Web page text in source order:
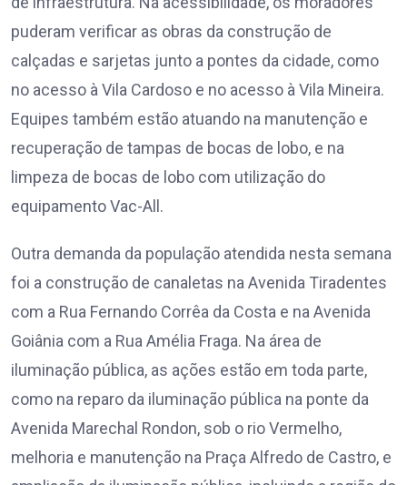
puderam verificar as obras da construção de
calçadas e sarjetas junto a pontes da cidade, como
no acesso à Vila Cardoso e no acesso à Vila Mineira.
Equipes também estão atuando na manutenção e
recuperação de tampas de bocas de lobo, e na
limpeza de bocas de lobo com utilização do
equipamento Vac-All.
Outra demanda da população atendida nesta semana
foi a construção de canaletas na Avenida Tiradentes
com a Rua Fernando Corrêa da Costa e na Avenida
Goiânia com a Rua Amélia Fraga. Na área de
iluminação pública, as ações estão em toda parte,
como na reparo da iluminação pública na ponte da
Avenida Marechal Rondon, sob o rio Vermelho,
melhoria e manutenção na Praça Alfredo de Castro, e